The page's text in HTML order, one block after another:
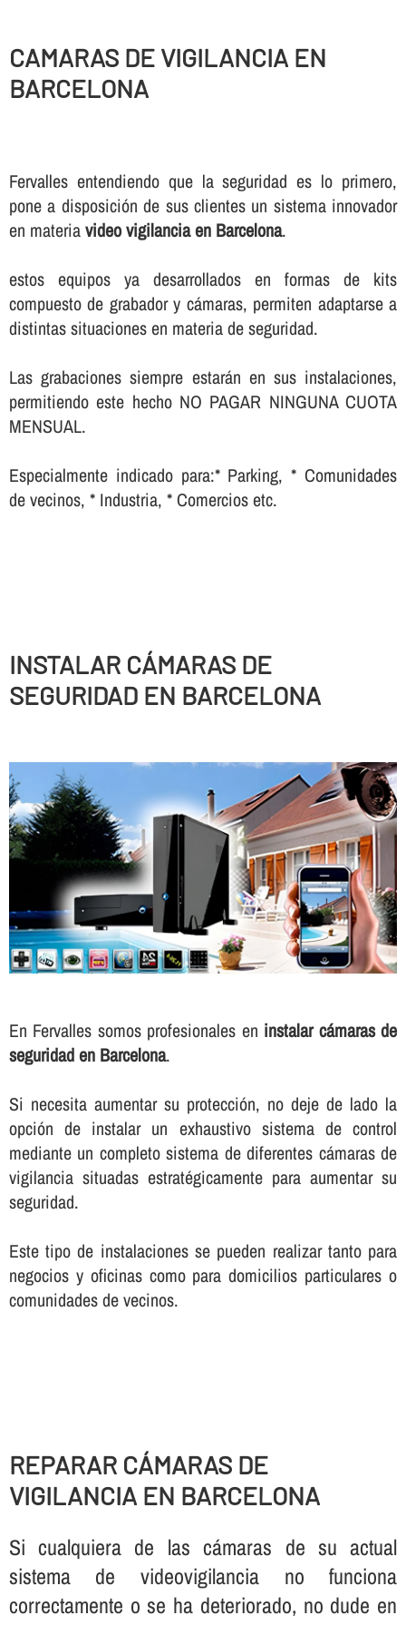
CAMARAS DE VIGILANCIA EN
BARCELONA
Fervalles entendiendo que la seguridad es lo primero,
pone a disposición de sus clientes un sistema innovador
en materiavideo vigilancia en Barcelona.
estos equipos ya desarrollados en formas de kits
compuesto de grabador y cámaras, permiten adaptarse a
distintas situaciones en materia de seguridad.
Las grabaciones siempre estarán en sus instalaciones,
permitiendo este hecho NO PAGAR NINGUNA CUOTA
MENSUAL.
Especialmente indicado para:* Parking, * Comunidades
de vecinos, * Industria, * Comercios etc.
INSTALAR CÁMARAS DE
SEGURIDAD EN BARCELONA
En Fervalles somos profesionales en instalar cámaras de
seguridad en Barcelona.
Si necesita aumentar su protección, no deje de lado la
opción de instalar un exhaustivo sistema de control
mediante un completo sistema de diferentes cámaras de
vigilancia situadas estratégicamente para aumentar su
seguridad.
Este tipo de instalaciones se pueden realizar tanto para
negocios y oficinas como para domicilios particulares o
comunidades de vecinos.
REPARAR CÁMARAS DE
VIGILANCIA EN BARCELONA
Si cualquiera de las cámaras de su actual
sistema de videovigilancia no funciona
correctamente o se ha deteriorado, no dude en